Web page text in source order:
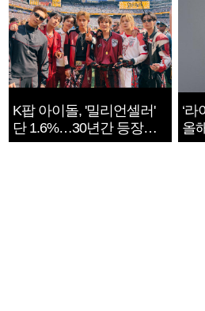
K팝 아이돌, '밀리언셀러'
단 1.6%…30년간 등장
1182개팀 전수조사
‘라
올
확